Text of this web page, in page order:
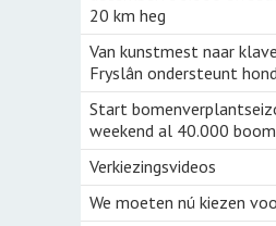
20 km heg
Van kunstmest naar
Fryslân ondersteunt
Start
weekend al 40.000
Verkiezingsvideos
We moeten nú kiezen